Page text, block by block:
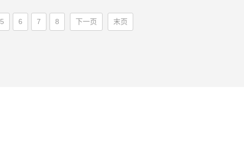
5 6 7 8 下一页 末页